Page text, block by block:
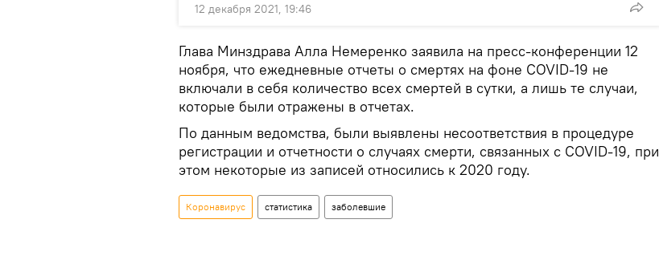
12 декабря 2021, 19:46
Глава Минздрава Алла Немеренко заявила на пресс-конференции 12
ноября, что ежедневные отчеты о смертях на фоне COVID-19 не
включали в себя количество всех смертей в сутки, а лишь те случаи,
которые были отражены в отчетах.
По данным ведомства, были выявлены несоответствия в процедуре
регистрации и отчетности о случаях смерти, связанных с COVID-19, при
этом некоторые из записей относились к 2020 году.
Коронавирус статистика заболевшие